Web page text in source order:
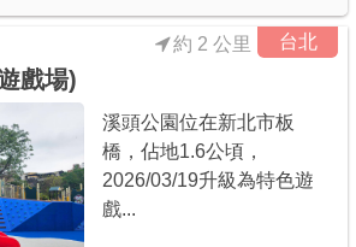
台北
戲場)
約 2 公里
溪頭公園位在新北市板
橋，佔地1.6公頃，
2026/03/19升級為特色遊
戲...